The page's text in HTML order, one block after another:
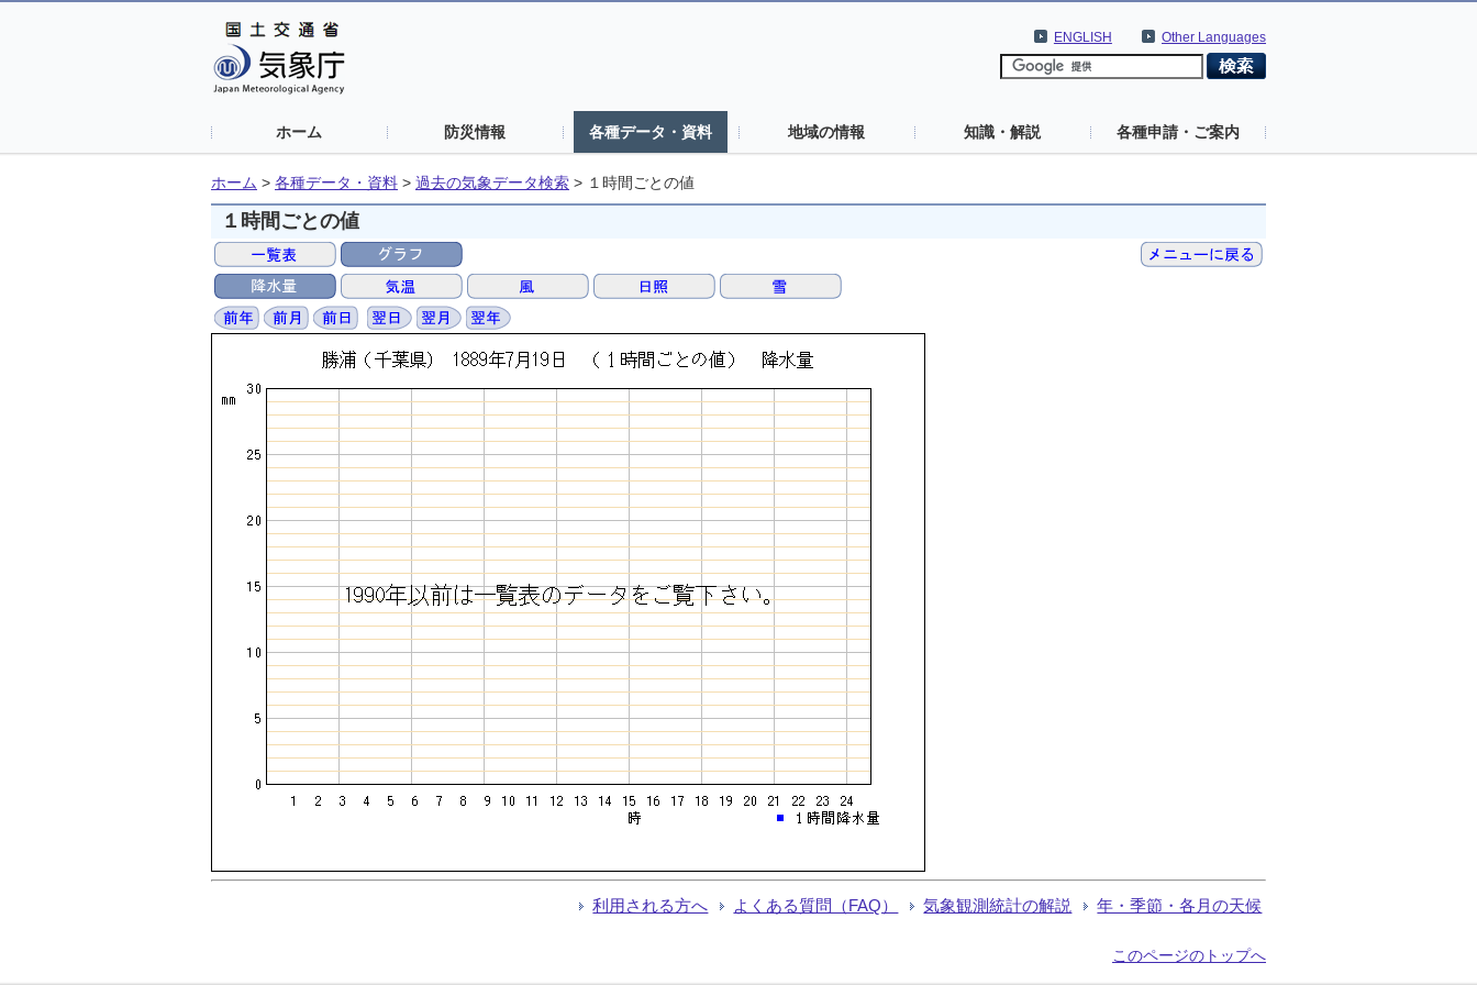
Other Languages
ENGLISH
ホーム 防災情報 各種データ・資料 地域の情報 知識・解説 各種申請・ご案内
ホーム > 各種データ・資料 > 過去の気象データ検索 > １時間ごとの値
１時間ごとの値
利用される方へ よくある質問（FAQ） 気象観測統計の解説 年・季節・各月の天候
このページのトップへ